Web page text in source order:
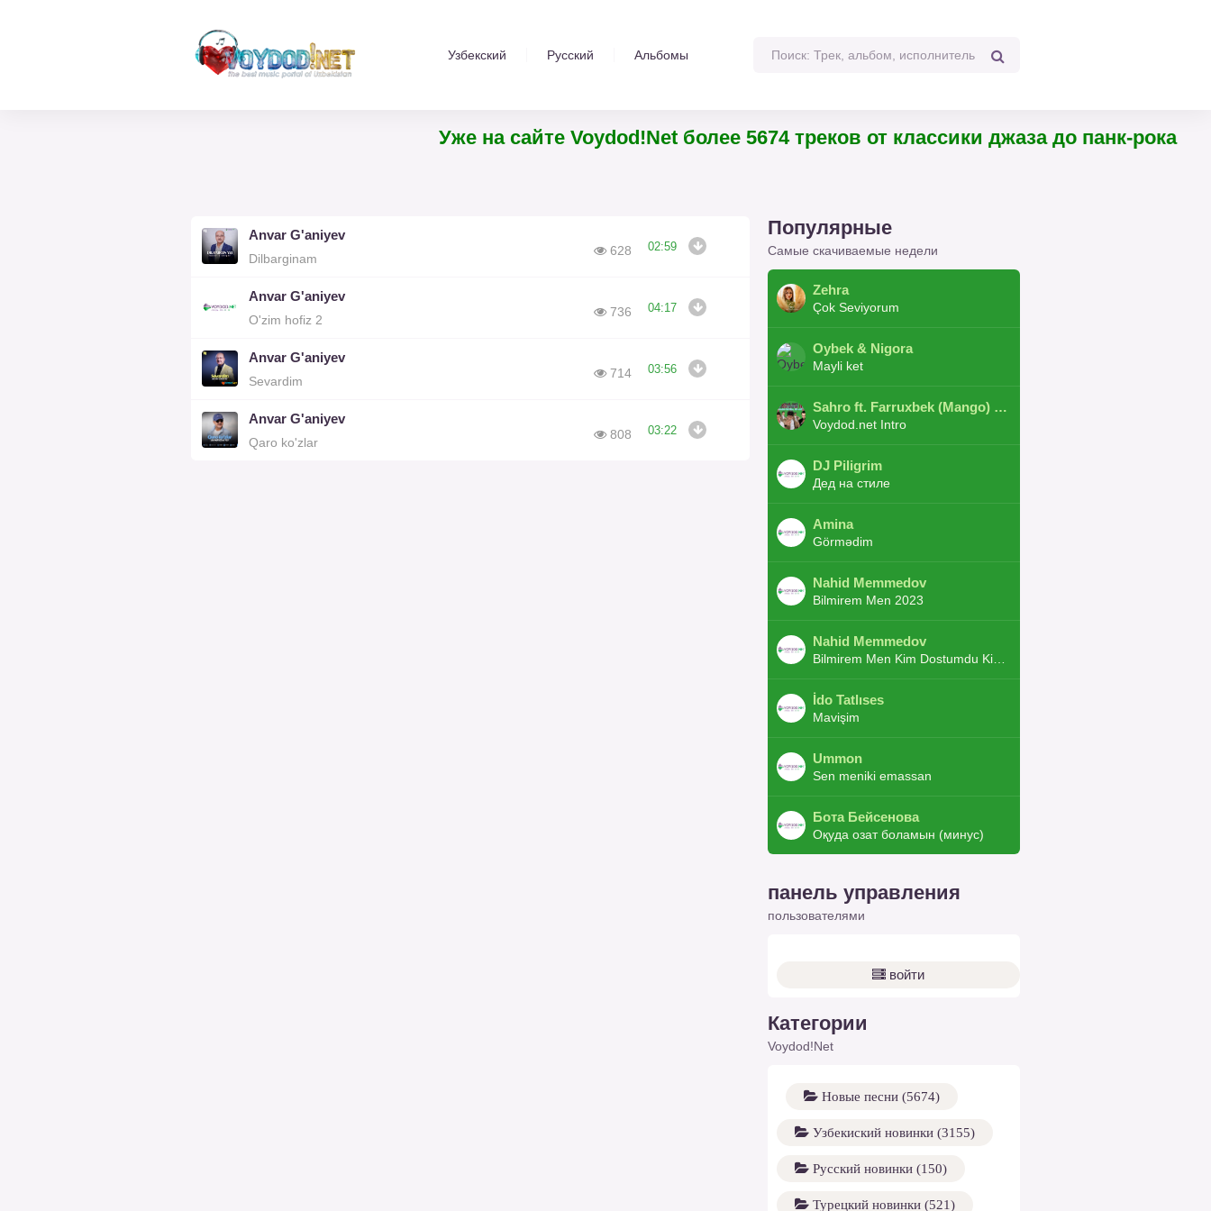
Узбекский Русский Альбомы
Уже на сайте Voydod!Net более 5674 треков от классики джаза до панк-рока
Anvar G'aniyev
Dilbarginam
628 02:59
Anvar G'aniyev
O'zim hofiz 2
736 04:17
Anvar G'aniyev
Sevardim
714 03:56
Anvar G'aniyev
Qaro ko'zlar
808 03:22
Популярные
Самые скачиваемые недели
Zehra
Çok Seviyorum
Oybek & Nigora
Mayli ket
Sahro ft. Farruxbek (Mango) ft. Shaxboz ft. Navruz and Zarba ft. DJ.JoHa
Voydod.net Intro
DJ Piligrim
Дед на стиле
Amina
Görmədim
Nahid Memmedov
Bilmirem Men 2023
Nahid Memmedov
İdo Tatlıses
Mavişim
Ummon
Sen meniki emassan
Бота Бейсенова
Оқуда озат боламын (минус)
панель управления
пользователями
войти
Категории
Voydod!Net
Новые песни (5674)
Узбекиский новинки (3155)
Русский новинки (150)
Турецкий новинки (521)